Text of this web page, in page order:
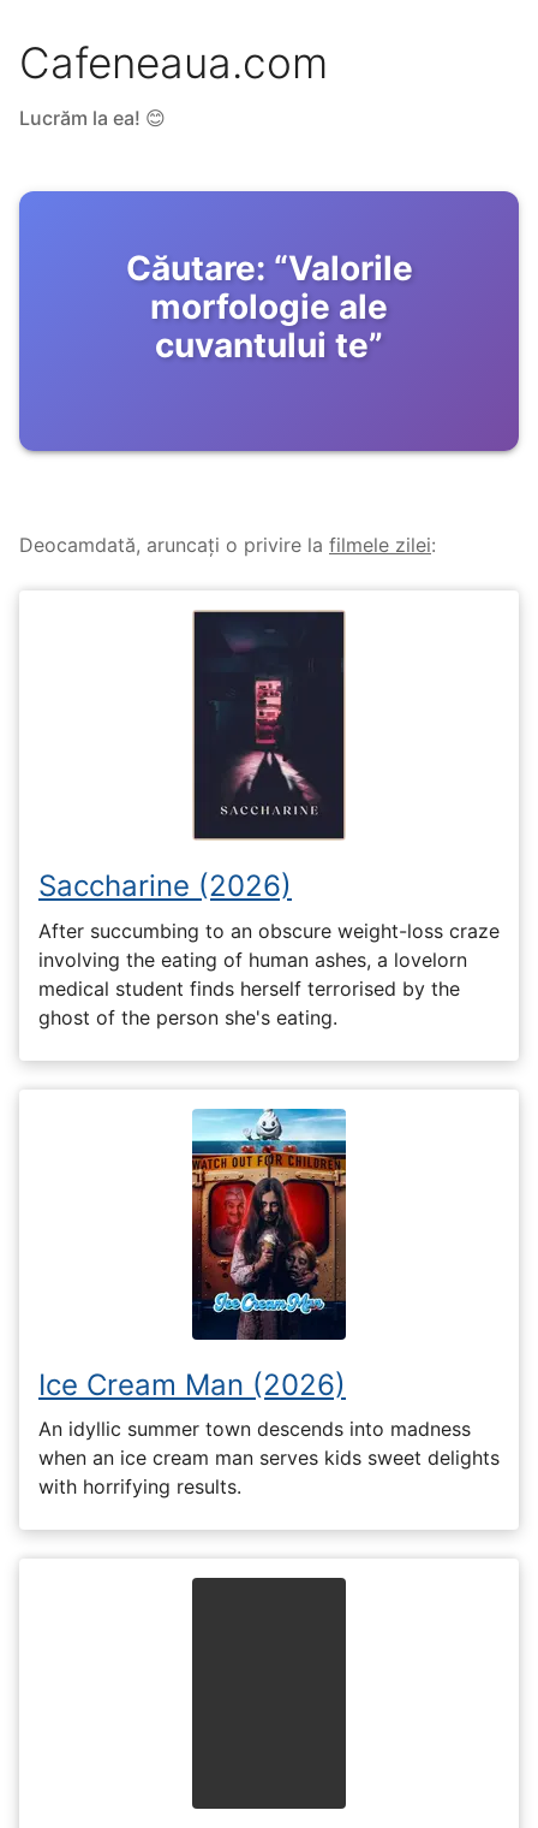
Cafeneaua.com
Lucrăm la ea! 😊
Căutare: “Valorile
morfologie ale
cuvantului te”
Deocamdată, aruncați o privire la filmele zilei:
Saccharine (2026)
After succumbing to an obscure weight-loss craze
involving the eating of human ashes, a lovelorn
medical student finds herself terrorised by the
ghost of the person she's eating.
Ice Cream Man (2026)
An idyllic summer town descends into madness
when an ice cream man serves kids sweet delights
with horrifying results.